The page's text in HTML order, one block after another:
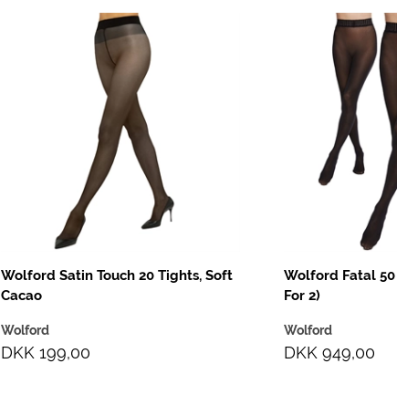
Wolford Satin Touch 20 Tights, Soft
Cacao
Wolford
DKK 199,00
Wolford Fatal 50
For 2)
Wolford
DKK 949,00